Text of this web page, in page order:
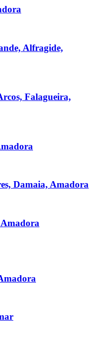
Alfragide,
Falagueira,
Damaia, Amadora
Amadora